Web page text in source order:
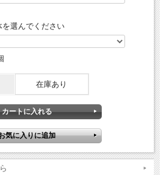
選んでください
在庫あり